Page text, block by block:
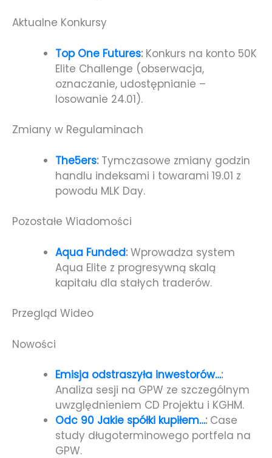
Aktualne Konkursy
Top One Futures:Konkurs na konto 50K
Elite Challenge (obserwacja,
oznaczanie, udostępnianie –
losowanie 24.01).
Zmiany w Regulaminach
The5ers:Tymczasowe zmiany godzin
handlu indeksami i towarami 19.01 z
powodu MLK Day.
Pozostałe Wiadomości
Aqua Funded:Wprowadza system
Aqua Elite z progresywną skalą
kapitału dla stałych traderów.
Przegląd Wideo
Nowości
Emisja odstraszyła inwestorów…:
Analiza sesji na GPW ze szczególnym
uwzględnieniem CD Projektu i KGHM.
Odc 90 Jakie spółki kupiłem…:Case
study długoterminowego portfela na
GPW.